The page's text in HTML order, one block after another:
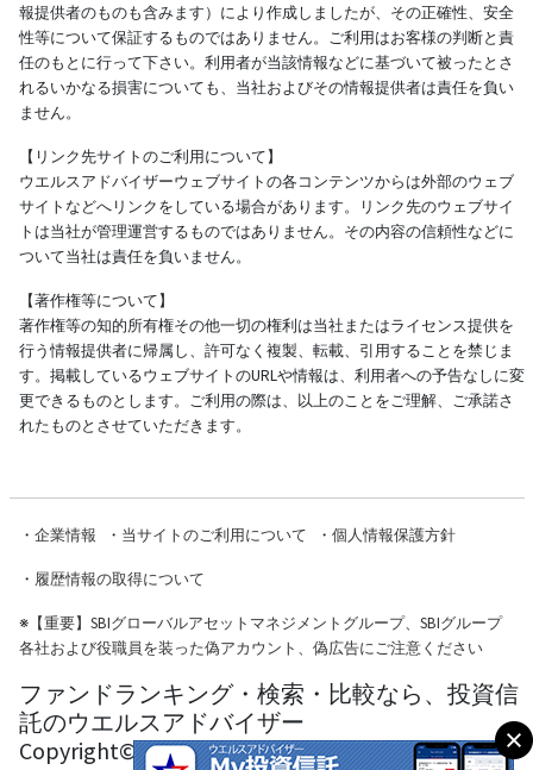
報提供者のものも含みます）により作成しましたが、その正確性、安全
性等について保証するものではありません。ご利用はお客様の判断と責
任のもとに行って下さい。利用者が当該情報などに基づいて被ったとさ
れるいかなる損害についても、当社およびその情報提供者は責任を負い
ません。
【リンク先サイトのご利用について】
ウエルスアドバイザーウェブサイトの各コンテンツからは外部のウェブ
サイトなどへリンクをしている場合があります。リンク先のウェブサイ
トは当社が管理運営するものではありません。その内容の信頼性などに
ついて当社は責任を負いません。
【著作権等について】
著作権等の知的所有権その他一切の権利は当社またはライセンス提供を
行う情報提供者に帰属し、許可なく複製、転載、引用することを禁じま
す。掲載しているウェブサイトのURLや情報は、利用者への予告なしに変
更できるものとします。ご利用の際は、以上のことをご理解、ご承諾さ
れたものとさせていただきます。
・ 企業情報 ・ 当サイトのご利用について ・ 個人情報保護方針
・ 履歴情報の取得について
※【重要】SBIグローバルアセットマネジメントグループ、SBIグループ
各社および役職員を装った偽アカウント、偽広告にご注意ください
ファンドランキング・検索・比較なら、投資信
託のウエルスアドバイザー
Copyright© Wealth Advisor Co., Ltd. All Rights